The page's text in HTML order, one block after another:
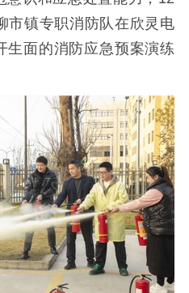
市镇专职消防队在欣灵电
生面的消防应急预案演练